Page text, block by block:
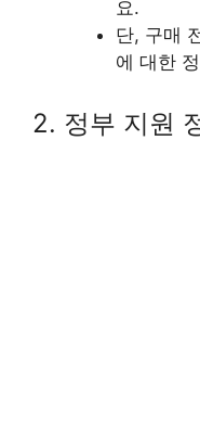
요.
단, 구매
에 대한
2. 정부 지원